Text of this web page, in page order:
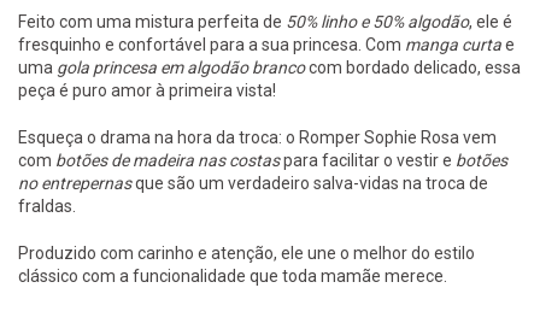
Feito com uma mistura perfeita de 50% linho e 50% algodão, ele é
fresquinho e confortável para a sua princesa. Com manga curtae
uma gola princesa em algodão brancocom bordado delicado, essa
peça é puro amor à primeira vista!
Esqueça o drama na hora da troca: o Romper Sophie Rosa vem
com botões de madeira nas costaspara facilitar o vestir e botões
no entrepernasque são um verdadeiro salva-vidas na troca de
fraldas.
Produzido com carinho e atenção, ele une o melhor do estilo
clássico com a funcionalidade que toda mamãe merece.